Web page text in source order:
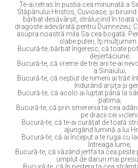
Te-ai retras în pustia cea minunată a
Stăpânului Hristos, Cuvioase, şi
bărbat desăvârşit, strălucind în toată
dragoste adevărată pentru Dumnezeu,
asupra noastră mila Sa cea bogată.
slabe puteri, îţi mulţumim
Bucură-te, bărbat îngeresc, că toate
deşertăciune;
Bucură-te, că vreme de trei ani te-ai
a Sinaiului;
Bucură-te, că neştiut de nimeni ai trăit
îndurând arşiţa şi
Bucură-te, că acolo ai luptat până la
patima;
Bucură-te, că prin smerenia ta cea
pe dracii cei vicleni;
Bucură-te, că te-ai curăţat de toată
ajungând lumină a lui
Bucură-te, că ai început a te ruga cu
întreaga lume;
Bucură-te, că văzând jertfa ta cea peste
umplut de daruri mai